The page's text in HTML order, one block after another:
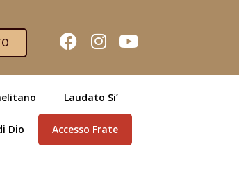
Laudato Si’
Dio Accesso Frate